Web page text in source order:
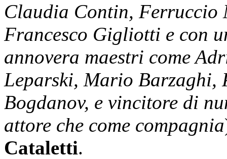
Claudia Contin,
Francesco Gigliotti e con
annovera maestri come
Leparski, Mario Barzaghi,
Bogdanov, e vincitore di
attore che come compagnia
Cataletti.